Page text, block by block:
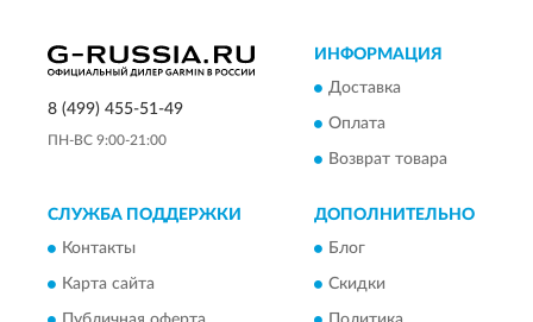
8 (499) 455-51-49
ПН-ВС 9:00-21:00
ИНФОРМАЦИЯ
Доставка
Оплата
Возврат товара
СЛУЖБА ПОДДЕРЖКИ
Контакты
Карта сайта
ДОПОЛНИТЕЛЬНО
Блог
Скидки